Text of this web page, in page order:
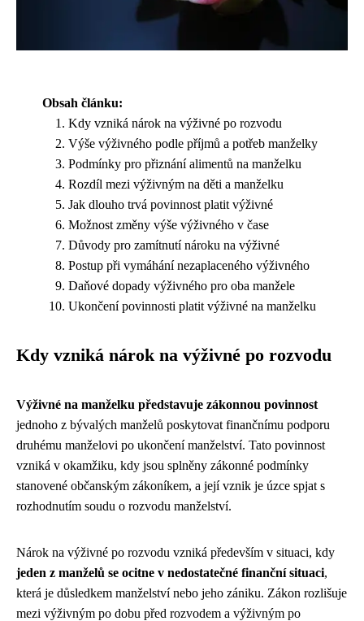
Obsah článku:
Kdy vzniká nárok na výživné po rozvodu
Výše výživného podle příjmů a potřeb manželky
Podmínky pro přiznání alimentů na manželku
Rozdíl mezi výživným na děti a manželku
Jak dlouho trvá povinnost platit výživné
Možnost změny výše výživného v čase
Důvody pro zamítnutí nároku na výživné
Postup při vymáhání nezaplaceného výživného
Daňové dopady výživného pro oba manžele
Ukončení povinnosti platit výživné na manželku
Kdy vzniká nárok na výživné po rozvodu
Výživné na manželku představuje zákonnou povinnost
jednoho z bývalých manželů poskytovat finančnímu podporu
druhému manželovi po ukončení manželství. Tato povinnost
vzniká v okamžiku, kdy jsou splněny zákonné podmínky
stanovené občanským zákoníkem, a její vznik je úzce spjat s
rozhodnutím soudu o rozvodu manželství.
Nárok na výživné po rozvodu vzniká především v situaci, kdy
jeden z manželů se ocitne v nedostatečné finanční situaci,
která je důsledkem manželství nebo jeho zániku. Zákon rozlišuje
mezi výživným po dobu před rozvodem a výživným po